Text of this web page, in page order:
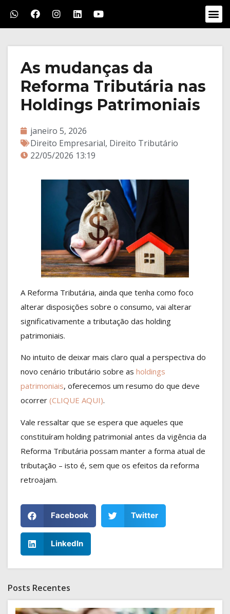
As mudanças da
Reforma Tributária nas
Holdings Patrimoniais
janeiro 5, 2026
Direito Empresarial, Direito Tributário
22/05/2026 13:19
A Reforma Tributária, ainda que tenha como foco
alterar disposições sobre o consumo, vai alterar
significativamente a tributação das holding
patrimoniais.
No intuito de deixar mais claro qual a perspectiva do
novo cenário tributário sobre as holdings
patrimoniais, oferecemos um resumo do que deve
ocorrer (CLIQUE AQUI).
Vale ressaltar que se espera que aqueles que
constituíram holding patrimonial antes da vigência da
Reforma Tributária possam manter a forma atual de
tributação – isto é, sem que os efeitos da reforma
retroajam.
Facebook Twitter
LinkedIn
Posts Recentes